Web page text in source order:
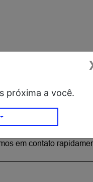
em contato
próxima a você.